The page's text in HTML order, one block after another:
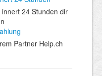
24 Stunden dir
Partner Help.ch